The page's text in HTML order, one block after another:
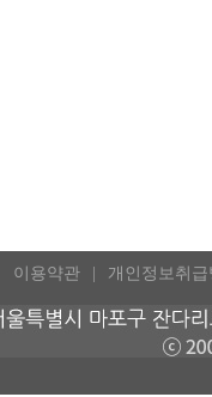
이용약관 개인정보취급